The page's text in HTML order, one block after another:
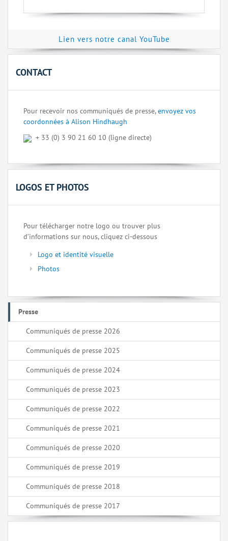
Lien vers notre canal YouTube
CONTACT
Pour recevoir nos communiqués de presse,envoyez vos
coordonnées à Alison Hindhaugh
+ 33 (0) 3 90 21 60 10 (ligne directe)
LOGOS ET PHOTOS
Pour télécharger notre logo ou trouver plus
d’informations sur nous, cliquez ci-dessous
Logo et identité visuelle
Photos
Presse
Communiqués de presse 2026
Communiqués de presse 2025
Communiqués de presse 2024
Communiqués de presse 2023
Communiqués de presse 2022
Communiqués de presse 2021
Communiqués de presse 2020
Communiqués de presse 2019
Communiqués de presse 2018
Communiqués de presse 2017